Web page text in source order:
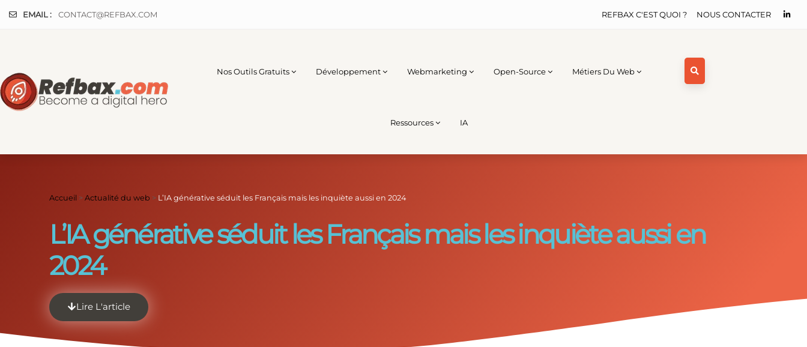
EMAIL : CONTACT@REFBAX.COM NOUS CONTACTER
REFBAX C'EST QUOI ?
Nos Outils Gratuits Développement Webmarketing Open-Source Métiers Du Web
Ressources IA
Accueil > Actualité du web > L’IA générative séduit les Français mais les inquiète aussi en 2024
L’IA générative séduit les Français mais les inquiète aussi en
2024
Lire L'article